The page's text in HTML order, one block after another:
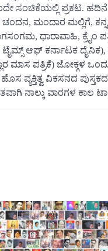
ಸಂಚಿಕೆಯಲ್ಲಿ ಪ್ರಕಟ.
ಮಂದಾರ ಮಲ್ಲಿಗೆ,
ಧಾರಾವಾಹಿ, ಕ್ರೈಂ
ಟೈಮ್ಸ್ ಆಫ್ ಕರ್ನಾಟಕ
ಪತ್ರಿಕೆ) ಜೋಕ್ಗಳ
ವ್ಯಕ್ತಿತ್ವ ವಿಕಸನದ
ನಾಲ್ಕು ವಾರಗಳ ಕಾಲ